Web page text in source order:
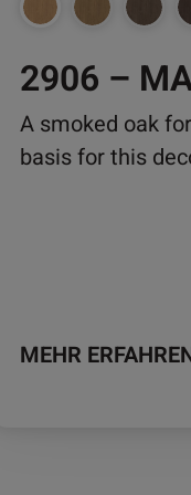
A smoked oak
basis for this
MEHR
können
Produktseite
gewählt